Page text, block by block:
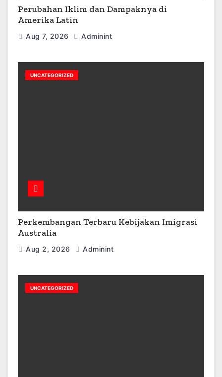
Perubahan Iklim dan Dampaknya di
Amerika Latin
Aug 7, 2026 Adminint
UNCATEGORIZED
Perkembangan Terbaru Kebijakan Imigrasi
Australia
Aug 2, 2026 Adminint
UNCATEGORIZED